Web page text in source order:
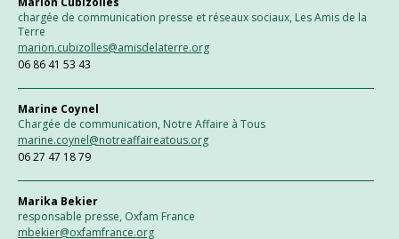
chargée de communication presse et réseaux sociaux, Les Amis de la
Terre
marion.cubizolles@amisdelaterre.org
06 86 41 53 43
Marine Coynel
Chargée de communication, Notre Affaire à Tous
marine.coynel@notreaffaireatous.org
06 27 47 18 79
Marika Bekier
responsable presse, Oxfam France
mbekier@oxfamfrance.org